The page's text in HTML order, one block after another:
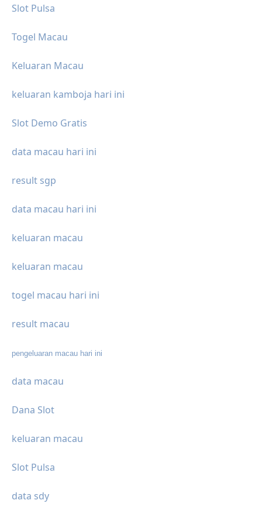
Slot Pulsa
Togel Macau
Keluaran Macau
keluaran kamboja hari ini
Slot Demo Gratis
data macau hari ini
result sgp
data macau hari ini
keluaran macau
keluaran macau
togel macau hari ini
result macau
pengeluaran macau hari ini
data macau
Dana Slot
keluaran macau
Slot Pulsa
data sdy